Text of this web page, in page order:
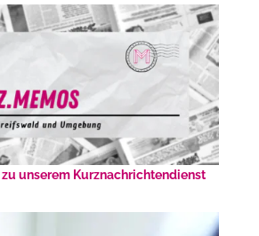
unserem Kurznachrichtendienst